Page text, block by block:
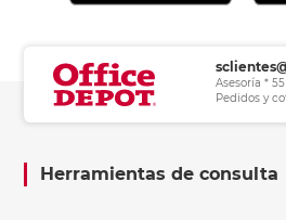
Asesoría *
Pedidos y
Herramientas de consulta